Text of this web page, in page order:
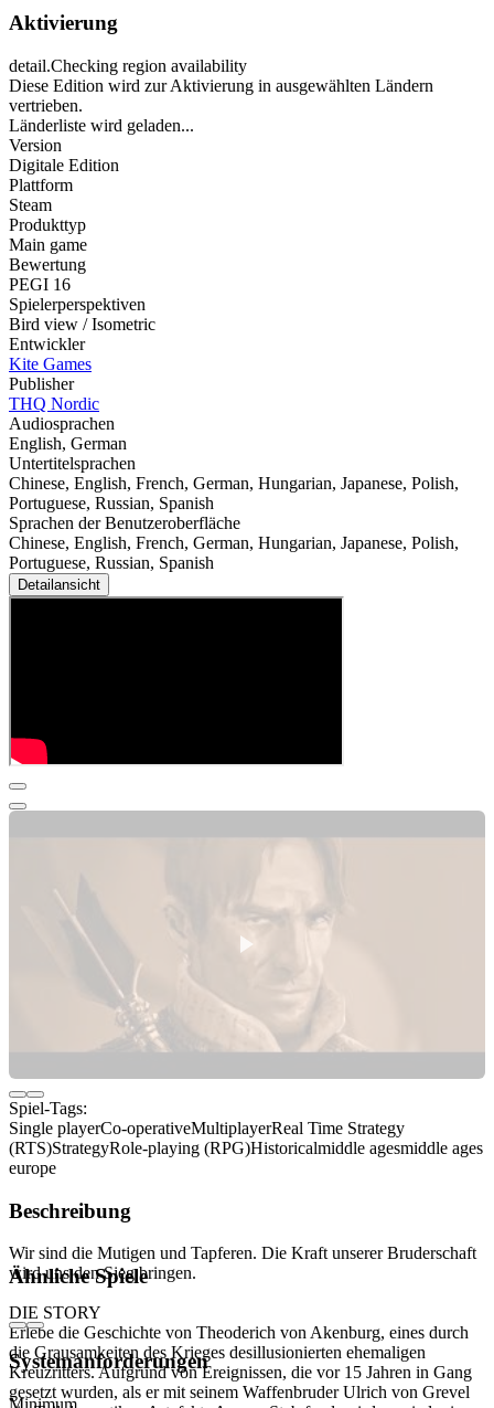
Aktivierung
detail.Checking region availability
Diese Edition wird zur Aktivierung in ausgewählten Ländern
vertrieben.
Länderliste wird geladen...
Version
Digitale Edition
Plattform
Steam
Produkttyp
Main game
Bewertung
PEGI 16
Spielerperspektiven
Bird view / Isometric
Entwickler
Kite Games
Publisher
THQ Nordic
Audiosprachen
English, German
Untertitelsprachen
Chinese, English, French, German, Hungarian, Japanese, Polish,
Portuguese, Russian, Spanish
Sprachen der Benutzeroberfläche
Chinese, English, French, German, Hungarian, Japanese, Polish,
Portuguese, Russian, Spanish
Detailansicht
Spiel-Tags:
Single playerCo-operativeMultiplayerReal Time Strategy
(RTS)StrategyRole-playing (RPG)Historicalmiddle agesmiddle ages
europe
Beschreibung
Wir sind die Mutigen und Tapferen. Die Kraft unserer Bruderschaft
wird uns den Sieg bringen.
DIE STORY
Erlebe die Geschichte von Theoderich von Akenburg, eines durch
die Grausamkeiten des Krieges desillusionierten ehemaligen
Kreuzritters. Aufgrund von Ereignissen, die vor 15 Jahren in Gang
gesetzt wurden, als er mit seinem Waffenbruder Ulrich von Grevel
Ähnliche Spiele
Systemanforderungen